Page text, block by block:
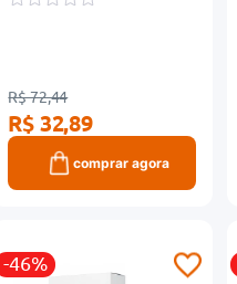
R$ 72,44
R$ 32,89
comprar agora
-46%